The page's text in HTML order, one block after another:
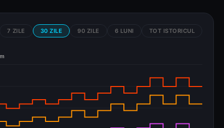
7 ZILE 30 ZILE 90 ZILE 6 LUNI TOT ISTORICUL